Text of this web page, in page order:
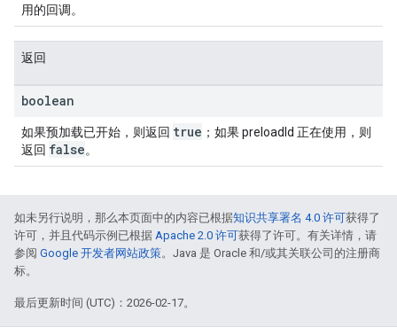
用的回调。
返回
boolean
如果预加载已开始，则返回 true ；如果 preloadId 正在使用，则
返回 false。
如未另行说明，那么本页面中的内容已根据知识共享署名 4.0 许可获得了
许可，并且代码示例已根据 Apache 2.0 许可获得了许可。有关详情，请
参阅 Google 开发者网站政策。Java 是 Oracle 和/或其关联公司的注册商
标。
最后更新时间 (UTC)：2026-02-17。